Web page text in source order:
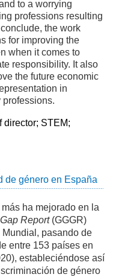
to a worrying
professions resulting
the work
for improving the
when it comes to
responsibility. It also
the future economic
in
director; STEM;
de género en España
ha mejorado en la
Report(GGGR)
pasando de
entre 153 países en
estableciéndose así
de género